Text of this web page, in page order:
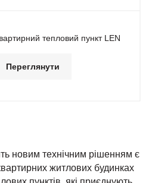
тепловий пункт LEN
Переглянути
новим технічним рішенням є
житлових будинках